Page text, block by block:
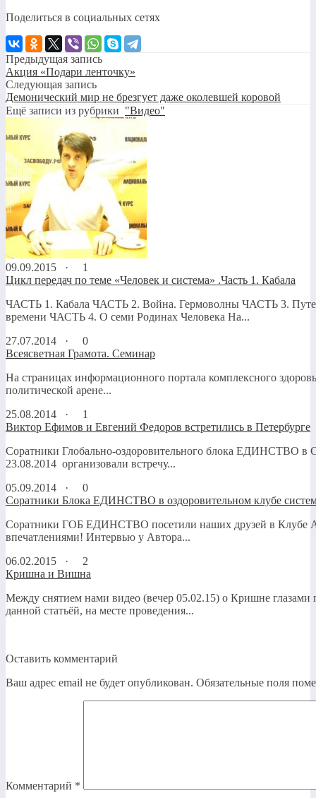
Поделиться в социальных сетях
Предыдущая запись
Акция «Подари ленточку»
Следующая запись
Демонический мир не брезгует даже околевшей коровой
Ещё записи из рубрики "Видео"
09.09.2015 ·
1
Цикл передач по теме «Человек и система» .Часть 1. Кабала
ЧАСТЬ 1. Кабала ЧАСТЬ 2. Война. Гермоволны ЧАСТЬ 3.
времени ЧАСТЬ 4. О семи Родинах Человека На...
27.07.2014 ·
0
Всеясветная Грамота. Семинар
На страницах информационного портала комплексного
политической арене...
25.08.2014 ·
1
Виктор Ефимов и Евгений Федоров встретились в Петербурге
Соратники Глобально-оздоровительного блока ЕДИНСТВО в
23.08.2014 организовали встречу...
05.09.2014 ·
0
Соратники Блока ЕДИНСТВО в оздоровительном клубе
Соратники ГОБ ЕДИНСТВО посетили наших друзей в Клубе
впечатлениями! Интервью у Автора...
06.02.2015 ·
2
Кришна и Вишна
Между снятием нами видео (вечер 05.02.15) о Кришне глазами
данной статьёй, на месте проведения...
Оставить комментарий
Ваш адрес email не будет опубликован. Обязательные поля
Комментарий *